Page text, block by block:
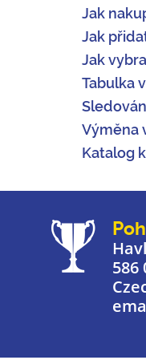
Jak
Jak
Jak
Tabulka
Výměna
Katalog
586